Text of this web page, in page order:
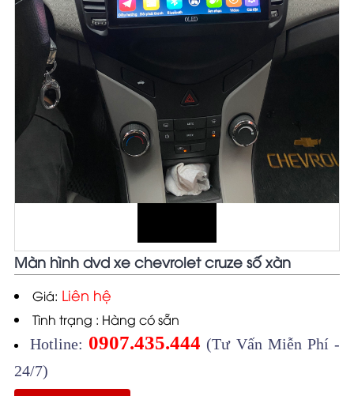
Màn hình dvd xe chevrolet cruze số xàn
Giá: Liên hệ
Tình trạng : Hàng có sẵn
Hotline: 0907.435.444 (Tư Vấn Miễn Phí -
24/7)